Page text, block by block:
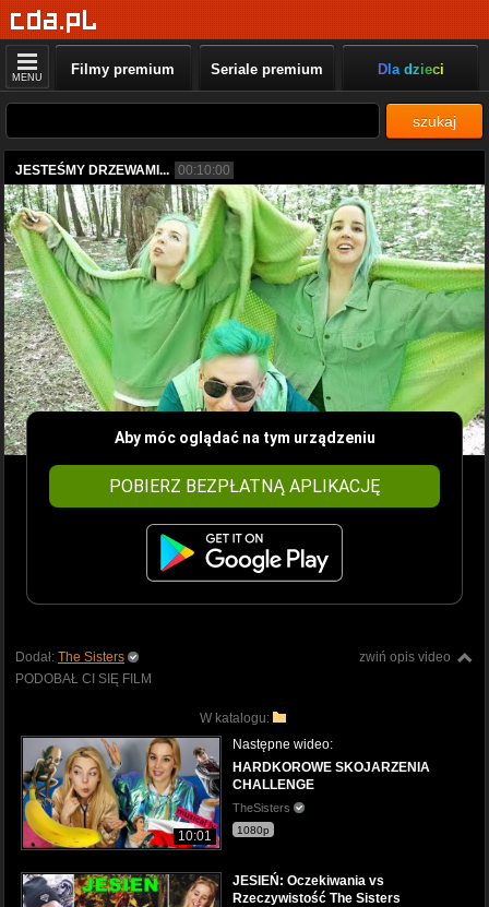
MENU Filmy premium Seriale premium Dla dzieci
szukaj
JESTEŚMY DRZEWAMI... 00:10:00
Aby móc oglądać na tym urządzeniu
POBIERZ BEZPŁATNĄ APLIKACJĘ
zwiń opis video
Dodał: The Sisters
PODOBAŁ CI SIĘ FILM
W katalogu:
10:01
Następne wideo:
HARDKOROWE SKOJARZENIA
CHALLENGE
TheSisters
1080p
JESIEŃ: Oczekiwania vs
Rzeczywistość The Sisters